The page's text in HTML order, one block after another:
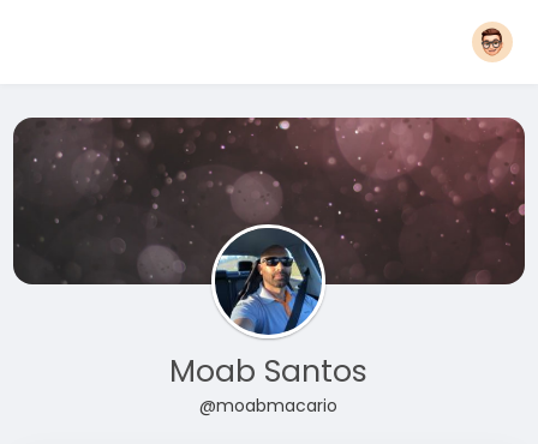
Moab Santos
@moabmacario